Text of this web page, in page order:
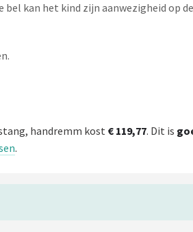
kan het kind zijn aanwezigheid op
handremm kost € 119,77. Dit is
.